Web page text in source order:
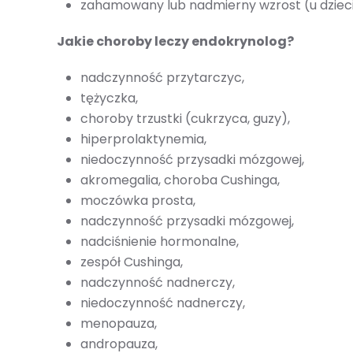
zahamowany lub nadmierny wzrost (u
Jakie choroby leczy endokrynolog?
nadczynność przytarczyc,
tężyczka,
choroby trzustki (cukrzyca, guzy),
hiperprolaktynemia,
niedoczynność przysadki mózgowej,
akromegalia, choroba Cushinga,
moczówka prosta,
nadczynność przysadki mózgowej,
nadciśnienie hormonalne,
zespół Cushinga,
nadczynność nadnerczy,
niedoczynność nadnerczy,
menopauza,
andropauza,